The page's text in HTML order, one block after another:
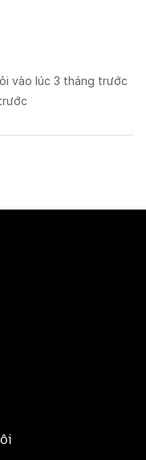
vào lúc 3 tháng trước